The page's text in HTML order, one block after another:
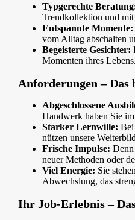
Typgerechte
Trendkollektion und
Entspannte Momente:
vom Alltag abschalten
Begeisterte Gesichter:
Momenten ihres Lebens.
Anforderungen – Das
Abgeschlossene
Handwerk haben Sie
Starker Lernwille: Bei
nützen unsere
Frische Impulse:
neuer Methoden oder
Viel Energie: Sie
Abwechslung, das
Ihr Job-Erlebnis –